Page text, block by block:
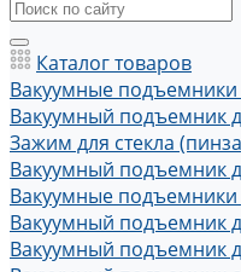
Каталог товаров
Вакуумные подъемники
Вакуумный подъемник
Зажим для стекла
Вакуумный подъемник
Вакуумные подъемники
Вакуумный подъемник
Вакуумный подъемник